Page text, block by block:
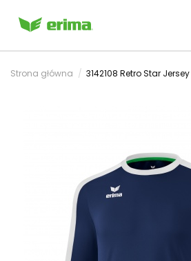
Strona główna 3142108 Retro Star Jersey